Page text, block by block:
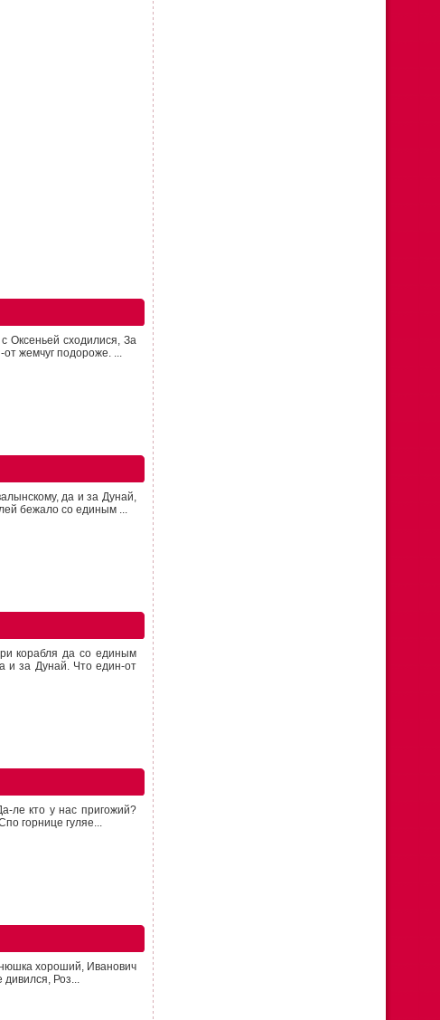
Оксеньей сходилися, За
жемчуг подороже. ...
да и за Дунай,
бежало со единым ...
корабля да со единым
и за Дунай. Что един-от
ле кто у нас пригожий?
горнице гуляе...
хороший, Иванович
Роз...